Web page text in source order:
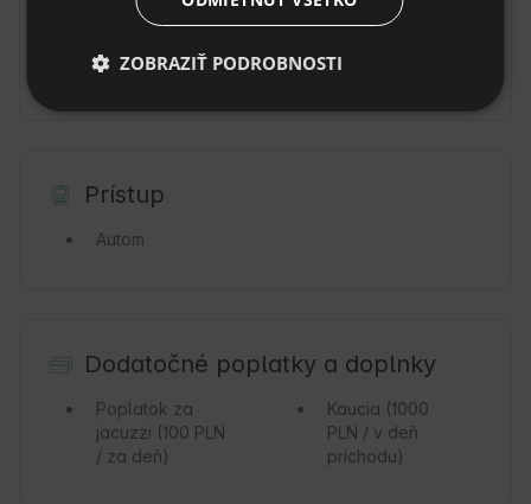
0 m Hory0 m
Rieka400m
Prístup
Autom
Dodatočné poplatky a doplnky
Poplatok za
jacuzzi (100 PLN
/ za deň)
Kaucia (1000
PLN / v deň
príchodu)
ZOBRAZIŤ PODROBNOSTI